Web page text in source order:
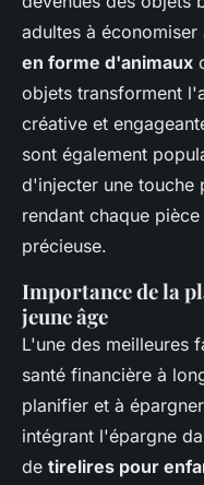
adultes à économiser
en forme d'animaux
objets transforment
créative et
sont également
d'injecter une touche
rendant chaque
précieuse.
Importance de la
jeune âge
L'une des meilleures
santé financière à
planifier et à
intégrant l'épargne
de tirelires pour